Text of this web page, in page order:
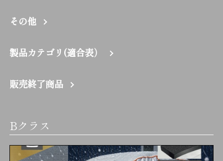
その他
製品カテゴリ(適合表）
販売終了商品
Bクラス